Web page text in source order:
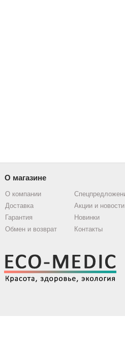
О магазине
О компании
Доставка
Гарантия
Обмен и возврат
Акции и новости
Новинки
Контакты